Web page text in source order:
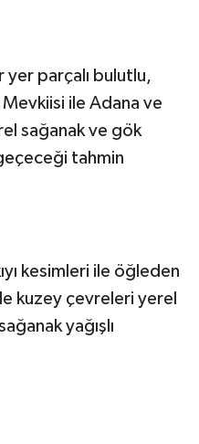
parçalı bulutlu,
ile Adana ve
sağanak ve gök
tahmin
kesimleri ile öğleden
kuzey çevreleri yerel
yağışlı